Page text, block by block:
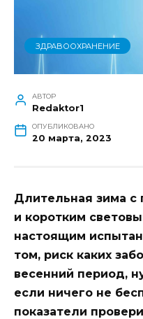
ЗДРАВООХРАНЕНИЕ
АВТОР
Redaktor1
ОПУБЛИКОВАНО
20 марта, 2023
Длительная зима с
и коротким
настоящим
том, риск каких
весенний период,
если ничего не
показатели